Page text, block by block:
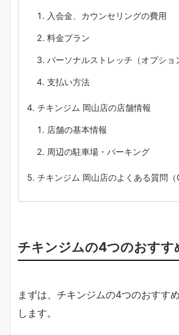
入会金、カウンセリングの費用
料金プラン
パーソナルストレッチ（オプショ
支払い方法
チキンジム 岡山店の店舗情報
店舗の基本情報
周辺の駐車場・パーキング
チキンジム 岡山店のよくある質問（
チキンジムの4つのおすす
まずは、チキンジムの4つのおすす
します。